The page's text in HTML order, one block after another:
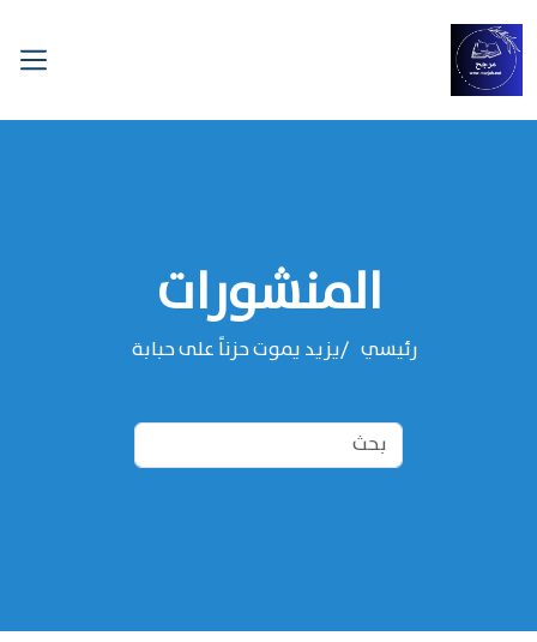
المنشورات
رئيسي يزيد يموت حزناً على حبابة